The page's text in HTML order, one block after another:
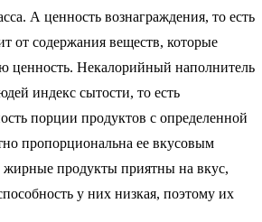
А ценность вознаграждения, то есть
от содержания веществ, которые
ценность. Некалорийный наполнитель
индекс сытости, то есть
порции продуктов с определенной
пропорциональна ее вкусовым
жирные продукты приятны на вкус,
у них низкая, поэтому их